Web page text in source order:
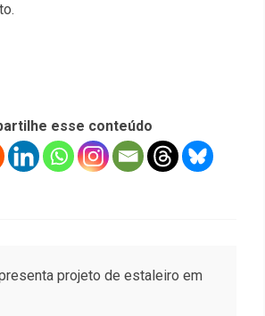
esse conteúdo
projeto de estaleiro em